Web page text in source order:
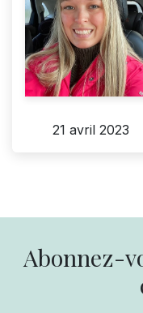
21 avril 2023
Abonnez-